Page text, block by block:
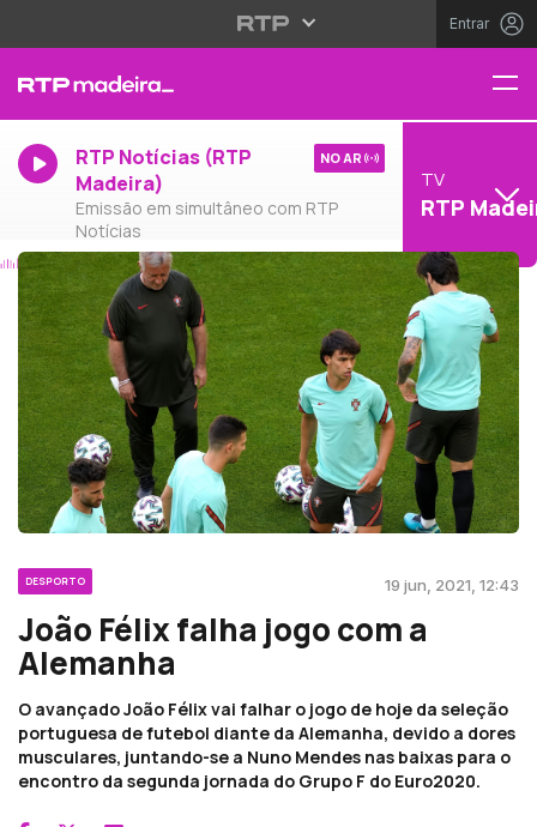
Entrar
RTP Notícias (RTP
Madeira)
Emissão em simultâneo com RTP
Notícias
NO AR
TV
RTP
DESPORTO 19 jun, 2021, 12:43
João Félix falha jogo com a
Alemanha
O avançado João Félix vai falhar o jogo de hoje da seleção
portuguesa de futebol diante da Alemanha, devido a dores
musculares, juntando-se a Nuno Mendes nas baixas para o
encontro da segunda jornada do Grupo F do Euro2020.